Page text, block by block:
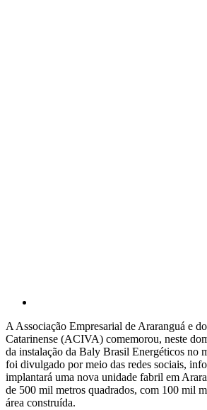
A Associação Empresarial de Araranguá e
Catarinense (ACIVA) comemorou, neste
da instalação da Baly Brasil Energéticos no
foi divulgado por meio das redes sociais,
implantará uma nova unidade fabril em
de 500 mil metros quadrados, com 100 mil
área construída.